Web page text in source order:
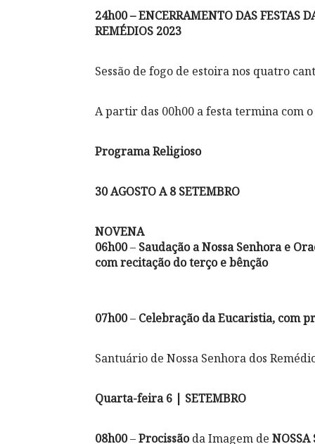
24h00 – ENCERRAMENTO DAS FESTAS
REMÉDIOS 2023
Sessão de fogo de estoira nos quatro
A partir das 00h00 a festa termina com o
Programa Religioso
30 AGOSTO A 8 SETEMBRO
NOVENA
06h00– Saudação a Nossa Senhora e
com recitação do terço e bênção
07h00– Celebração da Eucaristia, com
Santuário de Nossa Senhora dos
Quarta-feira 6 | SETEMBRO
08h00–Procissãoda Imagem de NOSSA